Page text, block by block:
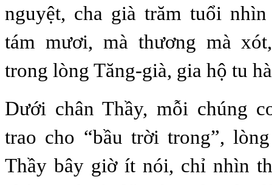
nguyệt, cha già trăm tuổi
tám mươi, mà thương mà
trong lòng Tăng-già, gia hộ tu
Dưới chân Thầy, mỗi chúng
trao cho “bầu trời trong”,
Thầy bây giờ ít nói, chỉ nhìn